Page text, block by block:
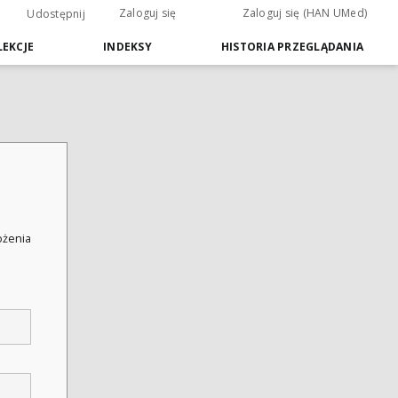
Udostępnij Zaloguj się Zaloguj się (HAN UMed)
INDEKSY HISTORIA PRZEGLĄDANIA